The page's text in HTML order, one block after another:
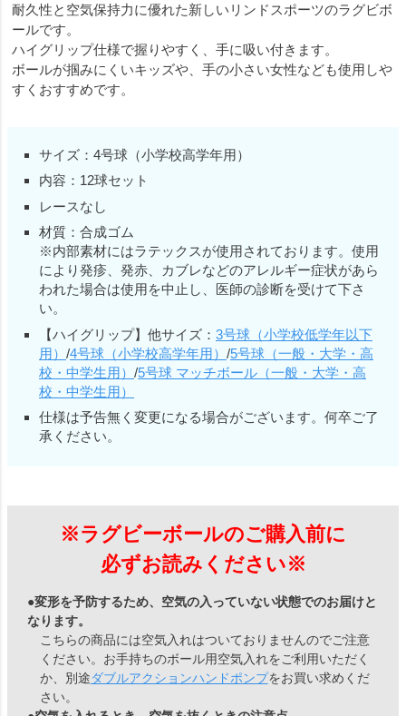
耐久性と空気保持力に優れた新しいリンドスポーツのラグビボ
ールです。
ハイグリップ仕様で握りやすく、手に吸い付きます。
ボールが掴みにくいキッズや、手の小さい女性なども使用しや
すくおすすめです。
サイズ：4号球（小学校高学年用）
内容：12球セット
レースなし
材質：合成ゴム
※内部素材にはラテックスが使用されております。使用
により発疹、発赤、カブレなどのアレルギー症状があら
われた場合は使用を中止し、医師の診断を受けて下さ
い。
【ハイグリップ】他サイズ： 3号球（小学校低学年以下
用） /4号球（小学校高学年用） /5号球（一般・大学・高
校・中学生用） /5号球 マッチボール（一般・大学・高
校・中学生用）
仕様は予告無く変更になる場合がございます。何卒ご了
承ください。
※ラグビーボールのご購入前に
必ずお読みください※
●変形を予防するため、空気の入っていない状態でのお届けと
なります。
こちらの商品には空気入れはついておりませんのでご注意
ください。お手持ちのボール用空気入れをご利用いただく
か、別途ダブルアクションハンドポンプをお買い求めくだ
さい。